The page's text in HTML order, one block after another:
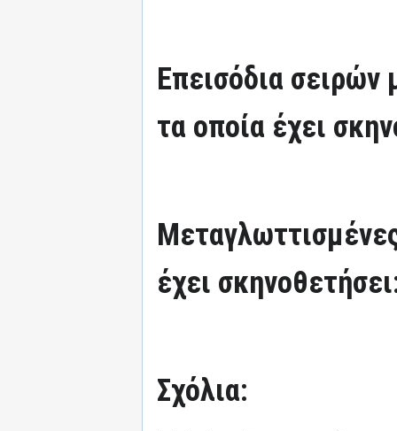
Επεισόδια
τα οποία έχει
έχει
Σχόλια: